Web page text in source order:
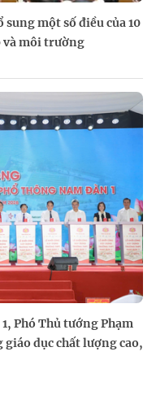
một số điều của 10
và môi trường
Phó Thủ tướng Phạm
dục chất lượng cao,